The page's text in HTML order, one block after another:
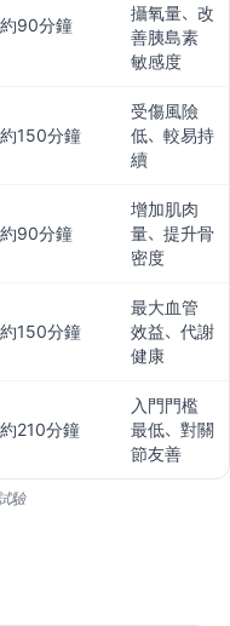
約90分鐘
攝氧量、改
善胰島素
敏感度
約150分鐘
受傷風險
低、較易持
續
約90分鐘
增加肌肉
量、提升骨
密度
約150分鐘
最大血管
效益、代謝
健康
約210分鐘
入門門檻
最低、對關
節友善
驗